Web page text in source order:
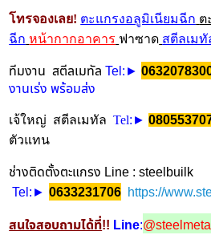
โทรจองเลย! ตะแกรงอลูมิเนียมฉีก ต
ฉีก หน้ากากอาคาร ฟาซาด สตีลเมทั
ทีมงาน สตีลเมทัลTel:►
งานเร่ง พร้อมส่ง
เจ้ใหญ่ สตีลเมทัลTel:►
ตัวแทน
ช่างติดตั้งตะแกรง Line : steelbuilk
Tel:► 0633231706 https://
สนใจสอบถามได้ที่!! Line: